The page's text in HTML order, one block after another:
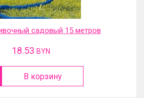
садовый 15 метров
18.53 BYN
В корзину